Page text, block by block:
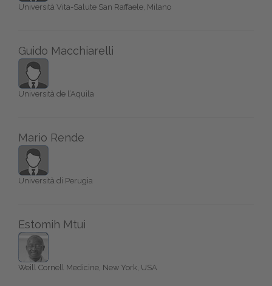
Università Vita-Salute San Raffaele, Milano
Guido Macchiarelli
Università de l’Aquila
Mario Rende
Università di Perugia
Estomih Mtui
Weill Cornell Medicine, New York, USA